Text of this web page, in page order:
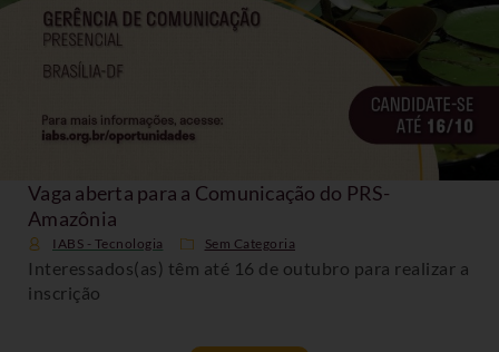
Vaga aberta para a Comunicação do PRS-
Amazônia
IABS - Tecnologia Sem Categoria
Interessados(as) têm até 16 de outubro para realizar a
inscrição